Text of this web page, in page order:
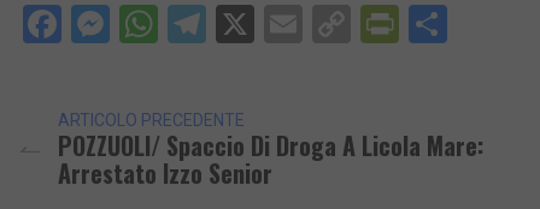
Facebook
Messenger
WhatsApp
Telegram
X EmailCopy
ARTICOLO PRECEDENTE
POZZUOLI/ Spaccio Di Droga A Licola Mare:
Arrestato Izzo Senior